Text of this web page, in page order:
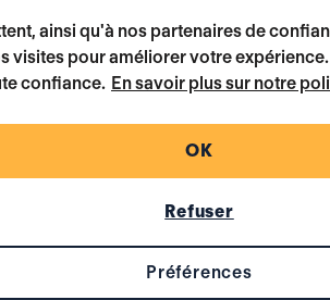
: on a échangé nos
de maisons entre
diffusés sur6terle 19, 26 et 31
du mois de novembre
ainsi qu'à nos partenaires de
visites pour améliorer votre
confiance. En savoir plus sur notre
Préférences
Refuser
OK